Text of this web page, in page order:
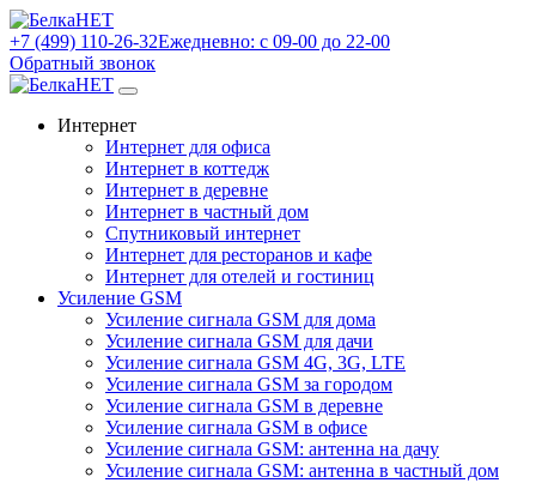
+7 (499) 110-26-32Ежедневно: с 09-00 до 22-00
Обратный звонок
Интернет
Интернет для офиса
Интернет в коттедж
Интернет в деревне
Интернет в частный дом
Спутниковый интернет
Интернет для ресторанов и кафе
Интернет для отелей и гостиниц
Усиление GSM
Усиление сигнала GSM для дома
Усиление сигнала GSM для дачи
Усиление сигнала GSM 4G, 3G, LTE
Усиление сигнала GSM за городом
Усиление сигнала GSM в деревне
Усиление сигнала GSM в офисе
Усиление сигнала GSM: антенна на дачу
Усиление сигнала GSM: антенна в частный дом